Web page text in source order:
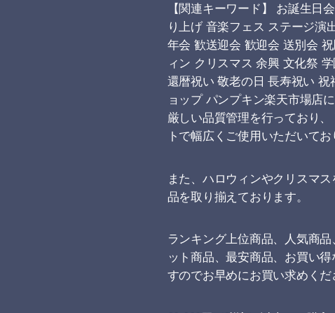
【関連キーワード】 お誕生日
り上げ 音楽フェス ステージ演
年会 歓送迎会 歓迎会 送別会
ィン クリスマス 余興 文化祭
還暦祝い 敬老の日 長寿祝い
ョップ パンプキン楽天市場店
厳しい品質管理を行っており
トで幅広くご使用いただいてお
また、ハロウィンやクリスマ
品を取り揃えております。
ランキング上位商品、人気商
ット商品、最安商品、お買い
すのでお早めにお買い求めくだ